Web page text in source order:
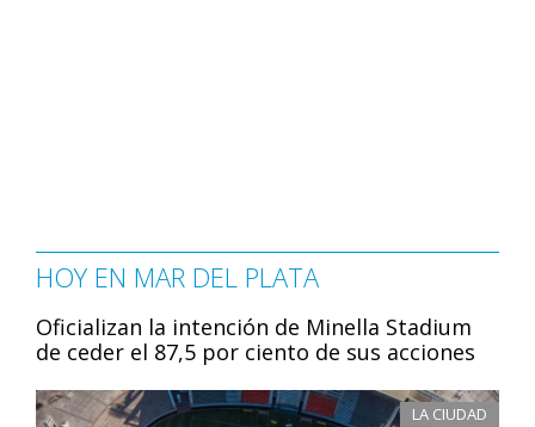
HOY EN MAR DEL PLATA
Oficializan la intención de Minella Stadium
de ceder el 87,5 por ciento de sus acciones
LA CIUDAD